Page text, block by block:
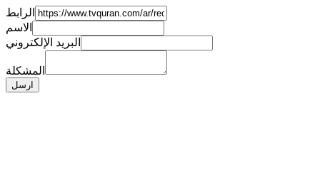
الرابط
الاسم
البريد الإلكتروني
المشكلة
ارسل